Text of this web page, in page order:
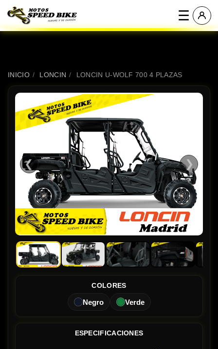
☰
INICIO / LONCIN / LONCIN U-WOLF 700 4 PLAZAS
❮ ❯
COLORES
Negro Verde
ESPECIFICACIONES